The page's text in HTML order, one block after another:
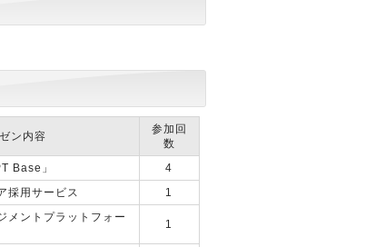
ン内容
参加回
数
Base」
4
採用サービス 1
メントプラットフォー
1